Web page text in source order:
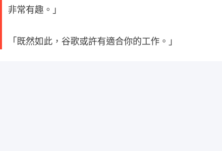
非常有趣。」
「既然如此，谷歌或許有適合你的工作。」